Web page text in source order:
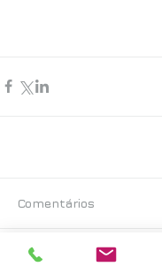
Comentários